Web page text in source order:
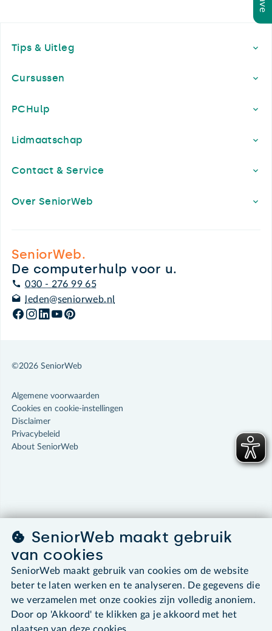
Tips & Uitleg
Cursussen
PCHulp
Lidmaatschap
Contact & Service
Over SeniorWeb
SeniorWeb.
De computerhulp voor u.
030 - 276 99 65
leden@seniorweb.nl
©2026 SeniorWeb
Algemene voorwaarden
Cookies en cookie-instellingen
Disclaimer
Privacybeleid
About SeniorWeb
SeniorWeb maakt gebruik
van cookies
SeniorWeb maakt gebruik van cookies om de website
beter te laten werken en te analyseren. De gegevens die
we verzamelen met onze cookies zijn volledig anoniem.
Door op 'Akkoord' te klikken ga je akkoord met het
plaatsen van deze cookies.